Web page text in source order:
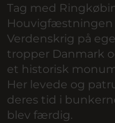
Tag med
Verdenskrig på
tropper Danmark
et historisk
Her levede og
deres tid i
blev færdig.